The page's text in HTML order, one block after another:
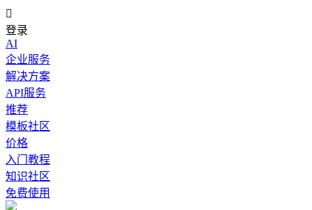

登录
AI
企业服务
解决方案
API服务
推荐
模板社区
价格
入门教程
知识社区
免费使用